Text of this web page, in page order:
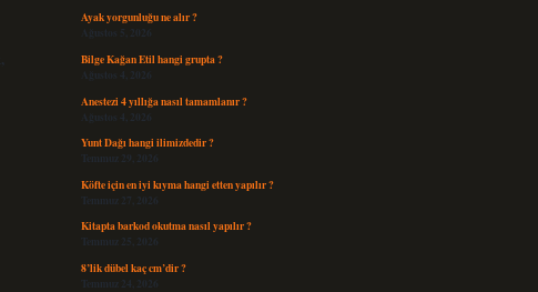
Ayak yorgunluğu ne alır ?
Ağustos 5, 2026
Bilge Kağan Etil hangi grupta ?
Ağustos 4, 2026
Anestezi 4 yıllığa nasıl tamamlanır ?
Ağustos 4, 2026
Yunt Dağı hangi ilimizdedir ?
Temmuz 29, 2026
Köfte için en iyi kıyma hangi etten yapılır ?
Temmuz 27, 2026
Kitapta barkod okutma nasıl yapılır ?
Temmuz 25, 2026
8’lik dübel kaç cm’dir ?
Temmuz 24, 2026